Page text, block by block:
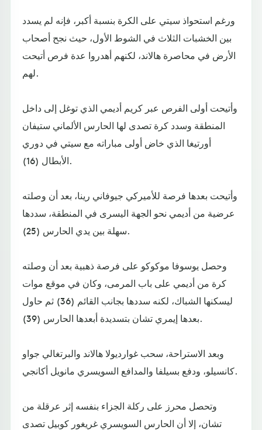
ورغم استحواذ سيتي على الكرة بنسبة أكبر، فإنه لم يسدد
بين الخشبات الثلاث في الشوط الأول، حيث نجح أصحاب
الأرض في محاصرة هالاند، لكنهم أهدروا عدة فرص أتيحت
لهم.
وأتيحت أولى الفرص عبر كريم أديمي الذي توغل إلى داخل
المنطقة وسدد كرة تصدى لها الحارس الألماني ستيفان
أورتيغا الذي خاض أولى مباراته مع سيتي في دوري
الأبطال (16).
وأتيحت بعدها فرصة للأميركي جيوفاني رينا، بعد أن وصلته
عرضية من أديمي نحو الجهة اليسرى في المنطقة، سددها
سهلة بين يدي الحارس (25).
وحصل يوسوفا موكوكو على فرصة ذهبية بعد أن وصلته
كرة من أديمي على باب المرمى، وكان في موقع موات
ليسكنها الشباك، لكنه سددها بجانب القائم (36) ثم حاول
بعدها إيمري تشان بتسديدة أبعدها الحارس (39).
وبعد الاستراحة، سحب غوارديولا هالاند والبرتغالي جواو
كانسيلو، ودفع بسيلفا والمدافع السويسري مانويل أكانجي.
وتحصل محرز على ركلة الجزاء بنفسه إثر عرقلة من
تشان، إلا أن الحارس السويسري غريغور كوبيل تصدى